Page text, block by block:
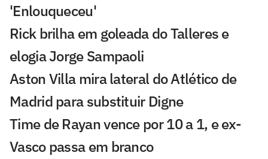
'Enlouqueceu'
Rick brilha em goleada do Talleres e
elogia Jorge Sampaoli
Aston Villa mira lateral do Atlético de
Madrid para substituir Digne
Time de Rayan vence por 10 a 1, e ex-
Vasco passa em branco